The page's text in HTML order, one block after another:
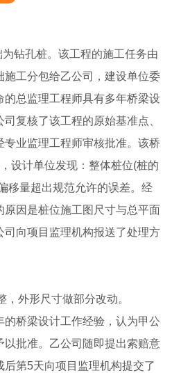
钻孔桩。该工程的施工任务由
施工分包给乙公司，建设单位委
总监理工程师具有多年桥梁设
复核了该工程的原始基准点、
业监理工程师审核批准。该桥
设计单位发现：整体桩位(桩的
移量超出规范允许的误差。经
因是桩位施工图尺寸与总平面
司向项目监理机构报送了处理方
外形尺寸做部分改动。
桥梁设计工作经验，认为甲公
批准。乙公司随即提出索赔意
第5天向项目监理机构提交了